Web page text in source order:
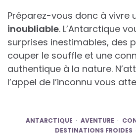
Préparez-vous donc à vivre
inoubliable. L’Antarctique
surprises inestimables, des
couper le souffle et une
authentique à la nature.
l’appel de l’inconnu vous
ANTARCTIQUE AVENTURE
DESTINATIONS FROIDES